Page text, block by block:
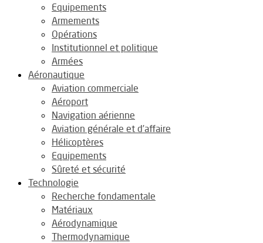
Equipements
Armements
Opérations
Institutionnel et politique
Armées
Aéronautique
Aviation commerciale
Aéroport
Navigation aérienne
Aviation générale et d’affaire
Hélicoptères
Equipements
Sûreté et sécurité
Technologie
Recherche fondamentale
Matériaux
Aérodynamique
Thermodynamique